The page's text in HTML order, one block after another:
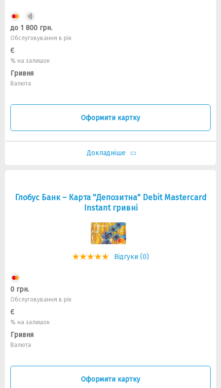
до 1 800 грн.
Обслуговування в рік
Є
% на залишок
Гривня
Валюта
Оформити картку
Докладніше
Глобус Банк – Карта "Депозитна" Debit Mastercard
Instant гривні
Відгуки (0)
0 грн.
Обслуговування в рік
Є
% на залишок
Гривня
Валюта
Оформити картку